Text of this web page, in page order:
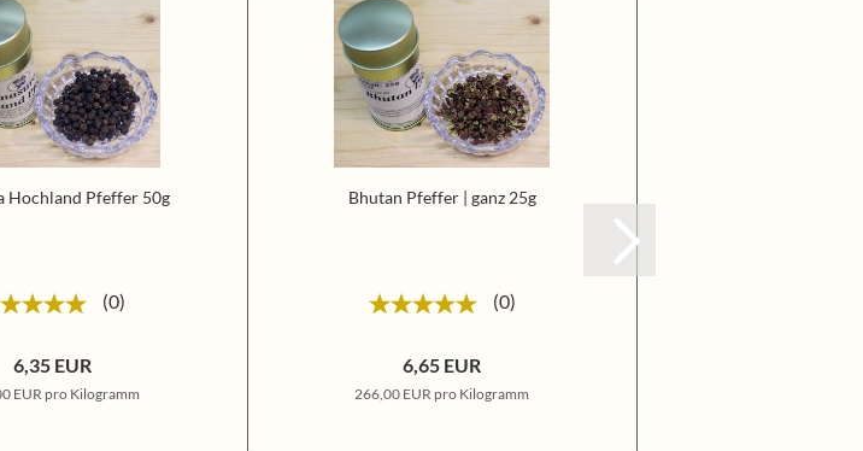
Hochland Pfeffer 50g
0
6,35 EUR
EUR pro Kilogramm
Bhutan Pfeffer | ganz 25g
0
6,65 EUR
266,00 EUR pro Kilogramm